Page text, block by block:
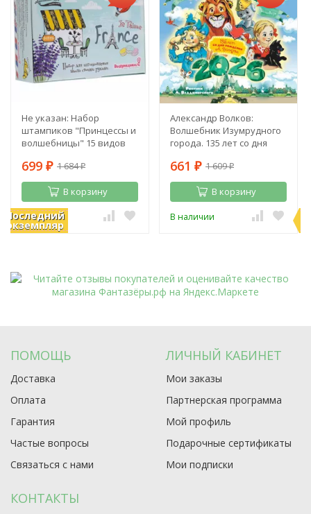
Последний
экземпляр
Не указан: Набор
штампиков "Принцессы и
волшебницы" 15 видов
699 ₽ 1 684₽
В корзину
В наличии
Александр Волков:
Волшебник Изумрудного
города. 135 лет со дня
661 ₽ 1 609₽
В корзину
В наличии
ПОМОЩЬ
Доставка
Оплата
Гарантия
Частые вопросы
Связаться с нами
ЛИЧНЫЙ КАБИНЕТ
Мои заказы
Партнерская программа
Мой профиль
Подарочные сертификаты
Мои подписки
КОНТАКТЫ